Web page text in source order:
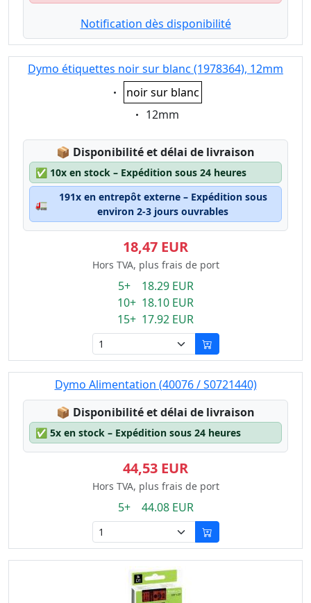
Notification dès disponibilité
Dymo étiquettes noir sur blanc (1978364), 12mm
Eigenschaft:
noir sur blanc
Eigenschaft:
12mm
📦 Lagerstatus:
Disponibilité et délai de livraison
✅ 10x en stock – Expédition sous 24 heures
🚛
191x en entrepôt externe – Expédition sous
environ 2-3 jours ouvrables
18,47 EUR
Hors TVA, plus frais de port
5+ 18.29 EUR
10+ 18.10 EUR
15+ 17.92 EUR
Dymo Alimentation (40076 / S0721440)
📦 Lagerstatus:
Disponibilité et délai de livraison
✅ 5x en stock – Expédition sous 24 heures
44,53 EUR
Hors TVA, plus frais de port
5+ 44.08 EUR